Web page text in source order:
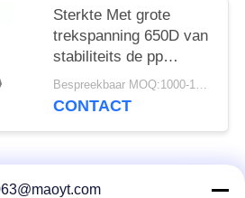
Sterkte Met grote
trekspanning 650D van
stabiliteits de pp
Geweven Zakken -
2000D-Denier
Bespreekbaar MOQ:1000-10000 zakken
CONTACT